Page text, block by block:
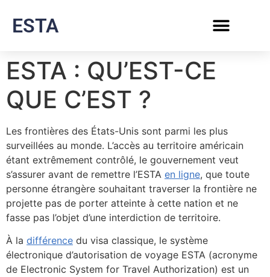
ESTA
ESTA : QU’EST-CE
QUE C’EST ?
Les frontières des États-Unis sont parmi les plus
surveillées au monde. L’accès au territoire américain
étant extrêmement contrôlé, le gouvernement veut
s’assurer avant de remettre l’ESTA en ligne, que toute
personne étrangère souhaitant traverser la frontière ne
projette pas de porter atteinte à cette nation et ne
fasse pas l’objet d’une interdiction de territoire.
À la différence du visa classique, le système
électronique d’autorisation de voyage ESTA (acronyme
de Electronic System for Travel Authorization) est un